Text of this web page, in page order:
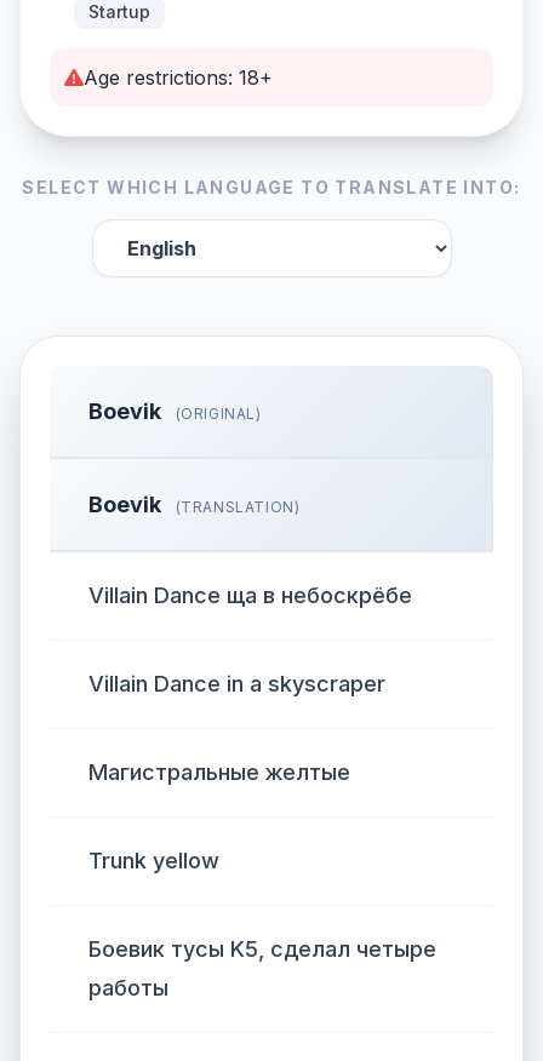
Startup
Age restrictions: 18+
SELECT WHICH LANGUAGE TO TRANSLATE INTO:
Boevik (ORIGINAL)
Boevik (TRANSLATION)
Villain Dance ща в небоскрёбе
Villain Dance in a skyscraper
Магистральные желтые
Trunk yellow
Боевик тусы K5, сделал четыре
работы